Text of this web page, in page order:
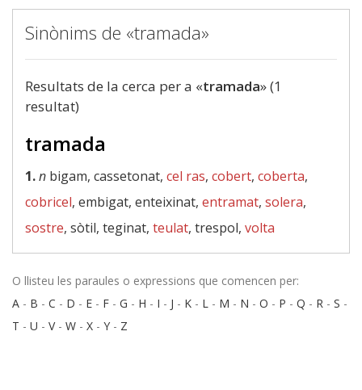
Sinònims de «tramada»
Resultats de la cerca per a «tramada» (1
resultat)
tramada
1.n bigam, cassetonat, cel ras, cobert, coberta,
cobricel, embigat, enteixinat, entramat, solera,
sostre, sòtil, teginat, teulat, trespol, volta
O llisteu les paraules o expressions que comencen per:
A - B - C - D - E - F - G - H - I - J - K - L - M - N - O - P - Q - R - S -
T - U - V- W - X - Y - Z